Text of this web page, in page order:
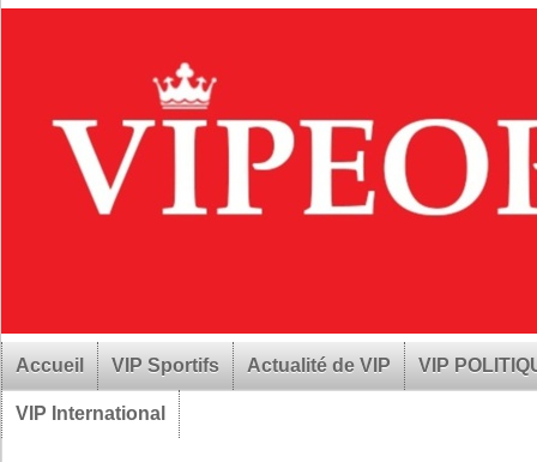
Accueil VIP Sportifs Actualité de VIP VIP
VIP International